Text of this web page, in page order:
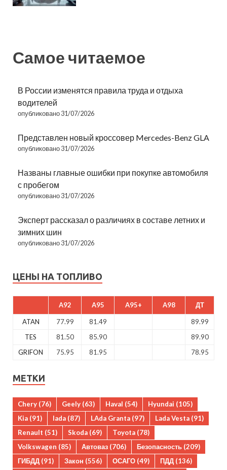
Самое читаемое
В России изменятся правила труда и отдыха
водителей
опубликовано 31/07/2026
Представлен новый кроссовер Mercedes-Benz GLA
опубликовано 31/07/2026
Названы главные ошибки при покупке автомобиля
с пробегом
опубликовано 31/07/2026
Эксперт рассказал о различиях в составе летних и
зимних шин
опубликовано 31/07/2026
ЦЕНЫ НА ТОПЛИВО
A92 A95 A95+ A98 ДТ
ATAN 77.99 81.49
89.99
TES
81.50 85.90
89.90
GRIFON
75.95 81.95 78.95
МЕТКИ
Chery (76) Geely (63) Haval (54) Hyundai (105)
Kia (91) lada (87) LAda Granta (97) Lada Vesta (91)
Renault (51) Skoda (69) Toyota (78)
Volkswagen (85) Автоваз (706) Безопасность (209)
ГИБДД (91) Закон (556) ОСАГО (49) ПДД (136)